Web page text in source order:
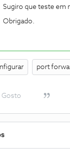
Sugiro que teste em
Obrigado.
port
Gosto